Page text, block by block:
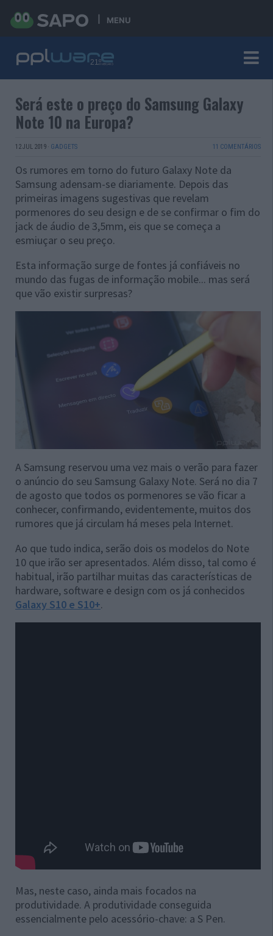
MENU
Será este o preço do Samsung Galaxy
Note 10 na Europa?
12 JUL 2019 · GADGETS 11 COMENTÁRIOS
Os rumores em torno do futuro Galaxy Note da
Samsung adensam-se diariamente. Depois das
primeiras imagens sugestivas que revelam
pormenores do seu design e de se confirmar o fim do
jack de áudio de 3,5mm, eis que se começa a
esmiuçar o seu preço.
Esta informação surge de fontes já confiáveis no
mundo das fugas de informação mobile... mas será
que vão existir surpresas?
A Samsung reservou uma vez mais o verão para fazer
o anúncio do seu Samsung Galaxy Note. Será no dia 7
de agosto que todos os pormenores se vão ficar a
conhecer, confirmando, evidentemente, muitos dos
rumores que já circulam há meses pela Internet.
Ao que tudo indica, serão dois os modelos do Note
10 que irão ser apresentados. Além disso, tal como é
habitual, irão partilhar muitas das características de
hardware, software e design com os já conhecidos
Galaxy S10 e S10+.
Mas, neste caso, ainda mais focados na
produtividade. A produtividade conseguida
essencialmente pelo acessório-chave: a S Pen.